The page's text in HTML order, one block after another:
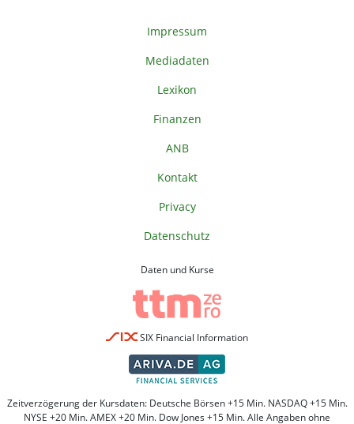
Impressum
Mediadaten
Lexikon
Finanzen
ANB
Kontakt
Privacy
Datenschutz
Daten und Kurse
SIX Financial Information
Zeitverzögerung der Kursdaten: Deutsche Börsen +15 Min. NASDAQ +15 Min.
NYSE +20 Min. AMEX +20 Min. Dow Jones +15 Min. Alle Angaben ohne